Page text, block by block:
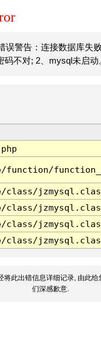
误警告：连接数据库失
码不对; 2、mysql未启动
function/
class/
class/
class/
class/
将此出错信息详细记录, 由此
们深感歉意.